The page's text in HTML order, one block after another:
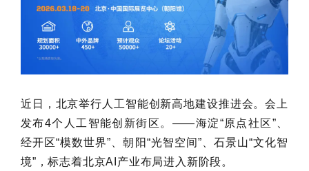
近日，北京举行人工智能创新高地建设推进会。会上
发布4个人工智能创新街区。——海淀“原点社区”、
经开区“模数世界”、朝阳“光智空间”、石景山“文化智
境”，标志着北京AI产业布局进入新阶段。